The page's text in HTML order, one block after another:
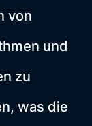
von
und
zu
was die